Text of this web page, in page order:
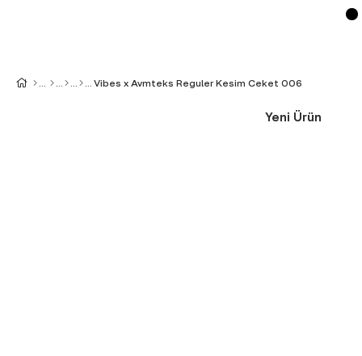
Vibes x Avmteks Reguler Kesim Ceket 006
Yeni Ürün